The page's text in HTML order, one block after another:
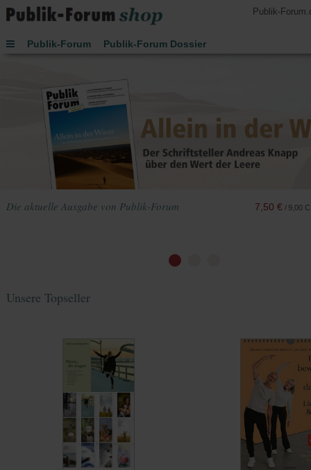
Publik-
Publik-Forum
Publik-Forum Dossier
Handsignierte Bücher
Lesen
Schenken
Buch des Monats
JETZT-Uhr von Leo Zogmayer
Kinder
Kalender 2027
Die aktuelle Ausgabe von Publik-Forum 9,00
/
7,50 €
Unsere Topseller